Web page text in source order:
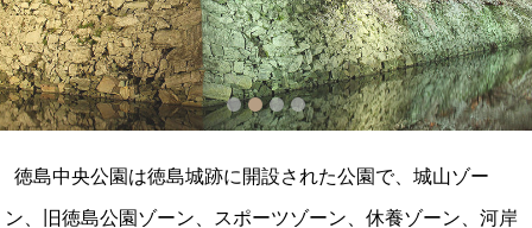
2 3 4
徳島中央公園は徳島城跡に開設された公園で、城山ゾー
ン、旧徳島公園ゾーン、スポーツゾーン、休養ゾーン、河岸